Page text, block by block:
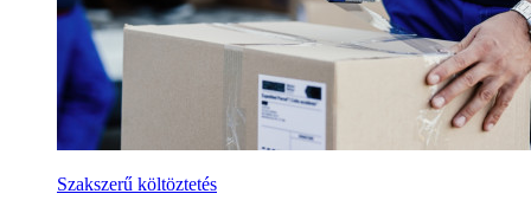
Szakszerű költöztetés